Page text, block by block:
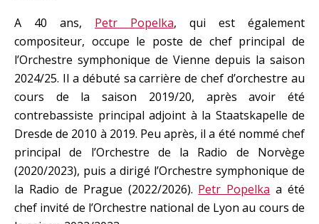
A 40 ans, Petr Popelka, qui est également
compositeur, occupe le poste de chef principal de
l’Orchestre symphonique de Vienne depuis la saison
2024/25. Il a débuté sa carrière de chef d’orchestre au
cours de la saison 2019/20, après avoir été
contrebassiste principal adjoint à la Staatskapelle de
Dresde de 2010 à 2019. Peu après, il a été nommé chef
principal de l’Orchestre de la Radio de Norvège
(2020/2023), puis a dirigé l’Orchestre symphonique de
la Radio de Prague (2022/2026). Petr Popelka a été
chef invité de l’Orchestre national de Lyon au cours de